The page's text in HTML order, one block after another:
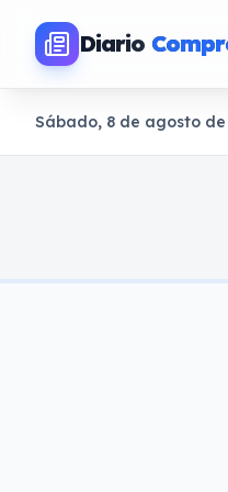
Diario
Sábado, 8 de agosto de